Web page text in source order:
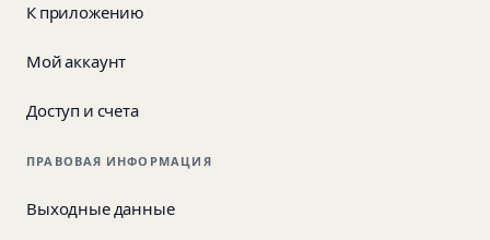
К приложению
Мой аккаунт
Доступ и счета
ПРАВОВАЯ ИНФОРМАЦИЯ
Выходные данные